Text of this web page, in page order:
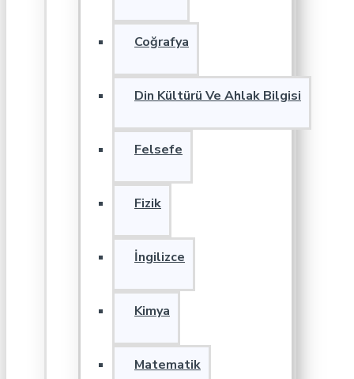
Coğrafya
Din Kültürü Ve Ahlak Bilgisi
Felsefe
Fizik
İngilizce
Kimya
Matematik